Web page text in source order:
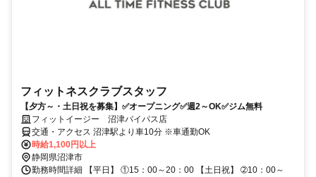
フィットネスクラブスタッフ
【夕方～・土日祝を募集】✅オープニング✅週2～OK✅ジム無料
フィットイージー 沼津バイパス店
交通・アクセス 沼津駅より車10分 ※車通勤OK
時給1,100円以上
静岡県沼津市
勤務時間詳細 【平日】 ①15：00～20：00 【土日祝】 ➁10：00～